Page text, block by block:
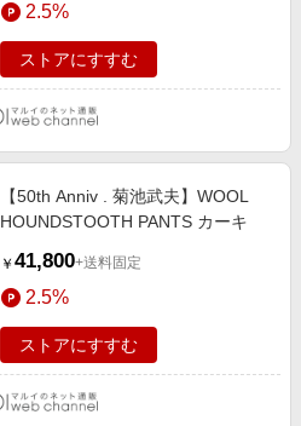
2.5%
ストアにすすむ
【50th Anniv . 菊池武夫】WOOL
HOUNDSTOOTH PANTS カーキ
￥ 41,800+送料固定
2.5%
ストアにすすむ